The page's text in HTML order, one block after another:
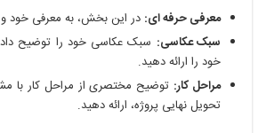
معرفی حرفه ای: در این بخش، به معرفی خود
سبک عکاسی: سبک عکاسی خود را توضیح
خود را ارائه دهید.
مراحل کار: توضیح مختصری از مراحل کار با
تحویل نهایی پروژه، ارائه دهید.